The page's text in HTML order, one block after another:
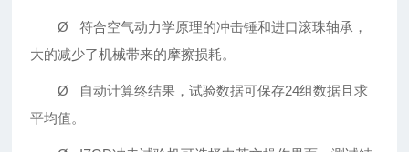
Ø 符合空气动力学原理的冲击锤和进口滚珠轴承，
大的减少了机械带来的摩擦损耗。
Ø 自动计算终结果，试验数据可保存24组数据且求
平均值。